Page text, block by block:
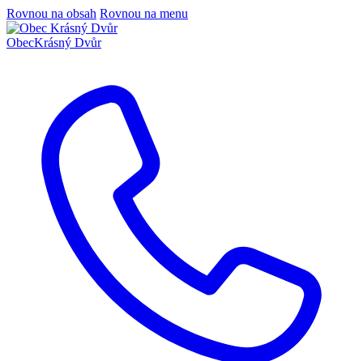
Rovnou na obsah Rovnou na menu
ObecKrásný Dvůr